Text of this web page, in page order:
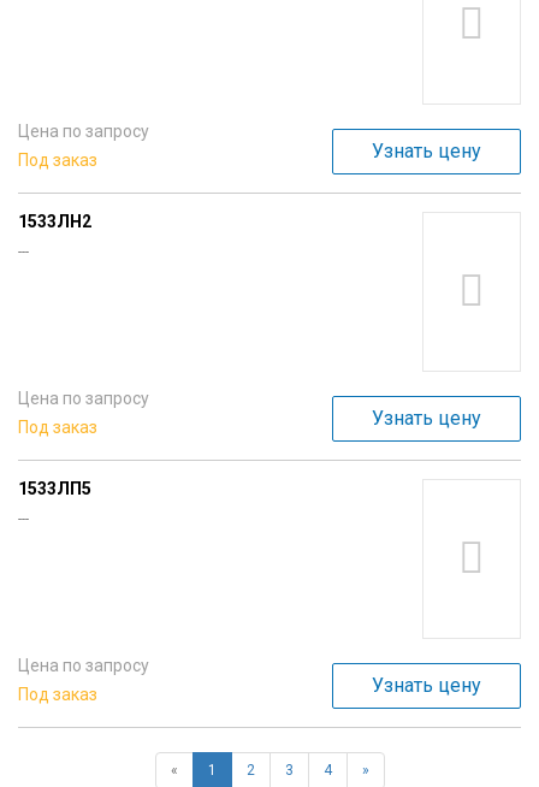
Цена по запросу
Под заказ
Узнать цену
1533ЛН2
---
Цена по запросу
Под заказ
Узнать цену
1533ЛП5
---
Цена по запросу
Под заказ
Узнать цену
« 1 2 3 4 »